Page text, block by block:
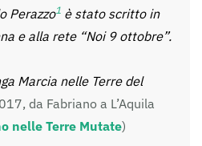
Perazzo1 è stato scritto in
e alla rete “Noi 9 ottobre”.
Marcia nelle Terre del
da Fabriano a L’Aquila
nelle Terre Mutate)